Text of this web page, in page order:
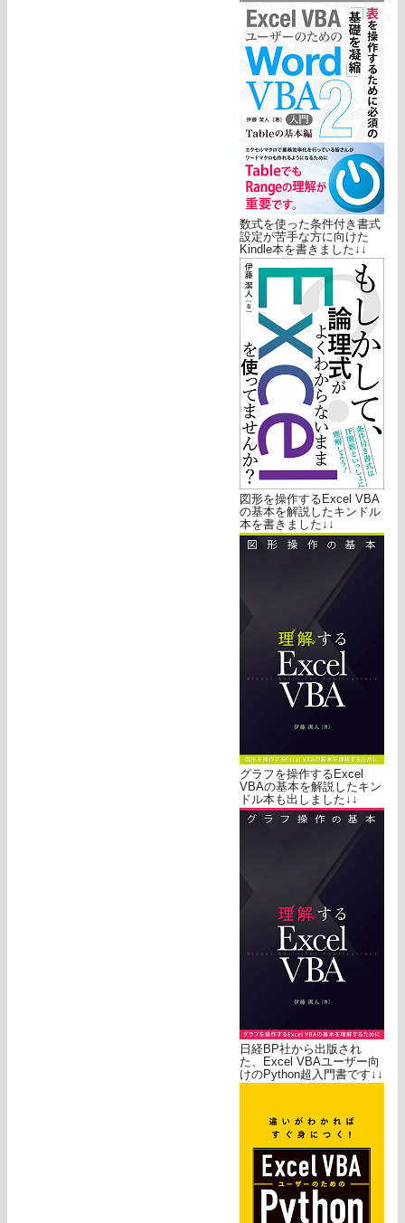
数式を使った条件付き書式
設定が苦手な方に向けた
Kindle本を書きました↓↓
図形を操作するExcel VBA
の基本を解説したキンドル
本を書きました↓↓
グラフを操作するExcel
VBAの基本を解説したキン
ドル本も出しました↓↓
日経BP社から出版され
た、Excel VBAユーザー向
けのPython超入門書です↓↓